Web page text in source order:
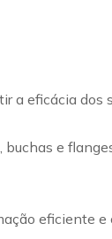
a eficácia dos
e
eficiente